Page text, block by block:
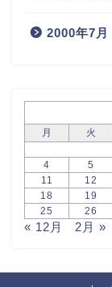
2000年7月
月
火
4
5
11
12
18
19
25
26
« 12月 2月 »